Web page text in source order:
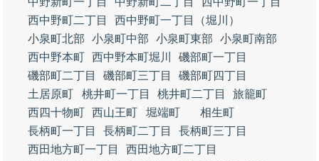
西中野町二丁目
西中野町一丁目（堀川）
小泉町北部
小泉町中部 小泉町東部
小泉町南部
西中野本町 西中野本町堀川
磯部町一丁目
磯部町二丁目
磯部町三丁目
磯部町四丁目
土居原町
桃井町一丁目 桃井町二丁目
旅籠町
西四十物町 西山王町 堀端町
相生町
長柄町一丁目
長柄町二丁目
長柄町三丁目
西田地方町一丁目
西田地方町二丁目